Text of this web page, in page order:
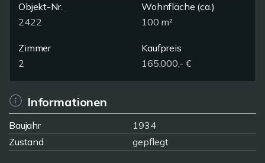
Objekt-Nr.
2422
Wohnfläche (ca.)
100 m²
Zimmer
2
Kaufpreis
165.000,- €
Informationen
Baujahr
1934
Zustand
gepflegt